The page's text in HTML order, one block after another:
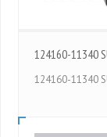
124160-11340
124160-11340